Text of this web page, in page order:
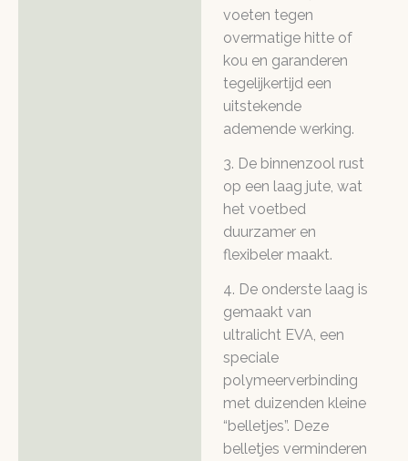
voeten tegen
overmatige hitte of
kou en garanderen
tegelijkertijd een
uitstekende
ademende werking.
3. De binnenzool rust
op een laag jute, wat
het voetbed
duurzamer en
flexibeler maakt.
4. De onderste laag is
gemaakt van
ultralicht EVA, een
speciale
polymeerverbinding
met duizenden kleine
“belletjes”. Deze
belletjes verminderen